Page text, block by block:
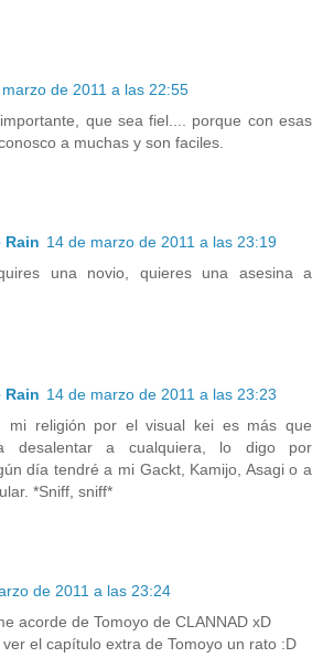
de 2011 a las 22:55
que sea fiel.... porque con esas
a muchas y son faciles.
Rain 14 de marzo de 2011 a las 23:19
una novio, quieres una asesina a
Rain 14 de marzo de 2011 a las 23:23
mi religión por el visual kei es más que
desalentar a cualquiera, lo digo por
día tendré a mi Gackt, Kamijo, Asagi o a
*Sniff, sniff*
de 2011 a las 23:24
acorde de Tomoyo de CLANNAD xD
el capítulo extra de Tomoyo un rato :D